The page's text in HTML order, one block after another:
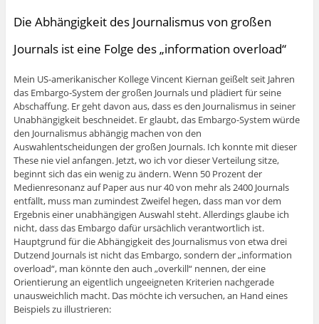
Die Abhängigkeit des Journalismus von großen
Journals ist eine Folge des „information overload“
Mein US-amerikanischer Kollege Vincent Kiernan geißelt seit Jahren
das Embargo-System der großen Journals und plädiert für seine
Abschaffung. Er geht davon aus, dass es den Journalismus in seiner
Unabhängigkeit beschneidet. Er glaubt, das Embargo-System würde
den Journalismus abhängig machen von den
Auswahlentscheidungen der großen Journals. Ich konnte mit dieser
These nie viel anfangen. Jetzt, wo ich vor dieser Verteilung sitze,
beginnt sich das ein wenig zu ändern. Wenn 50 Prozent der
Medienresonanz auf Paper aus nur 40 von mehr als 2400 Journals
entfällt, muss man zumindest Zweifel hegen, dass man vor dem
Ergebnis einer unabhängigen Auswahl steht. Allerdings glaube ich
nicht, dass das Embargo dafür ursächlich verantwortlich ist.
Hauptgrund für die Abhängigkeit des Journalismus von etwa drei
Dutzend Journals ist nicht das Embargo, sondern der „information
overload“, man könnte den auch „overkill“ nennen, der eine
Orientierung an eigentlich ungeeigneten Kriterien nachgerade
unausweichlich macht. Das möchte ich versuchen, an Hand eines
Beispiels zu illustrieren: